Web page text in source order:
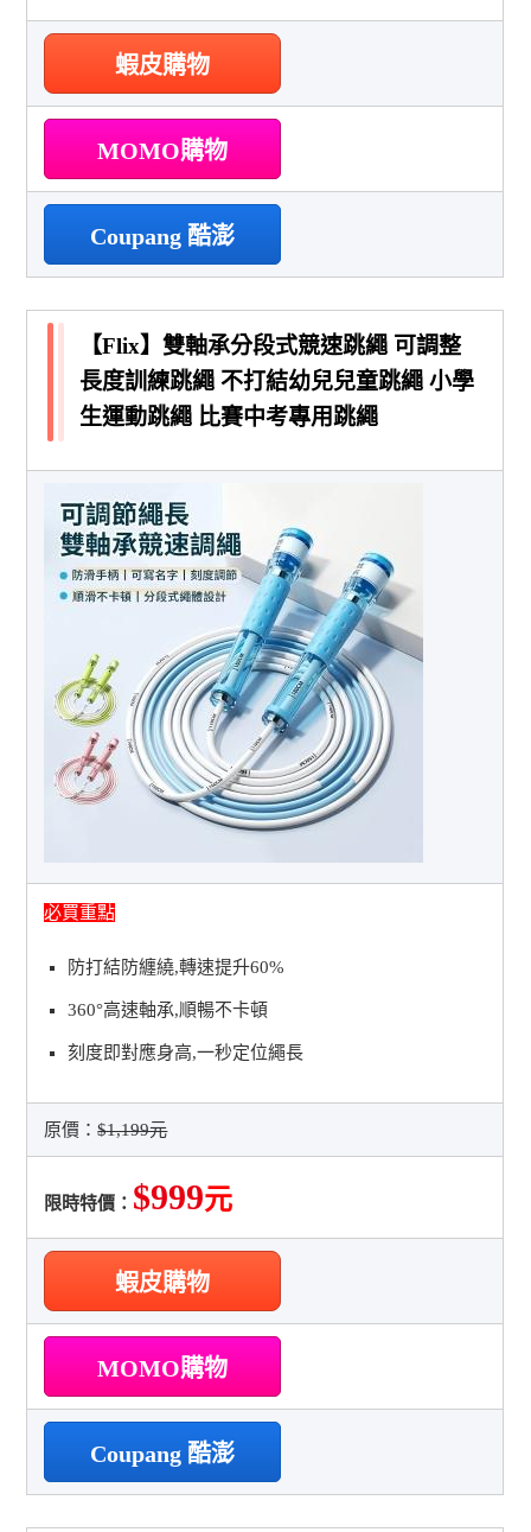
蝦皮購物
MOMO購物
Coupang 酷澎
【Flix】雙軸承分段式競速跳繩 可調整
長度訓練跳繩 不打結幼兒兒童跳繩 小學
生運動跳繩 比賽中考專用跳繩
必買重點
防打結防纏繞,轉速提升60%
360°高速軸承,順暢不卡頓
刻度即對應身高,一秒定位繩長
原價：$1,199元
限時特價： $999元
蝦皮購物
MOMO購物
Coupang 酷澎